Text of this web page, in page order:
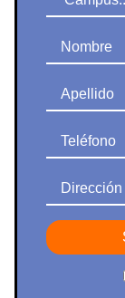
Nombre
Apellido
Teléfono
Dirección